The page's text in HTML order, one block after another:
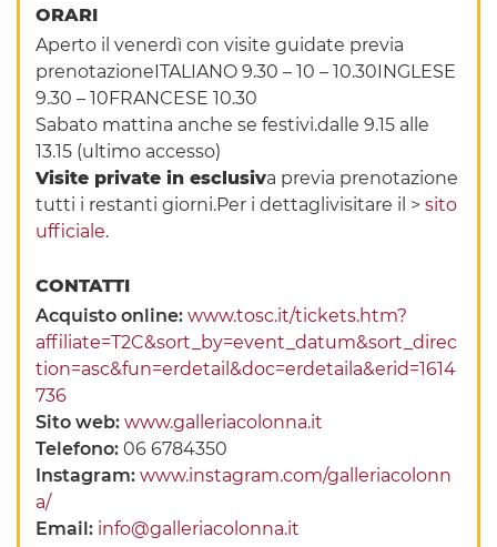
ORARI
Aperto il venerdì con visite guidate previa
prenotazioneITALIANO 9.30 – 10 – 10.30INGLESE
9.30 – 10FRANCESE 10.30
Sabato mattina anche se festivi.dalle 9.15 alle
13.15 (ultimo accesso)
Visite private in esclusiva previa prenotazione
tutti i restanti giorni.Per i dettaglivisitare il >sito
ufficiale.
CONTATTI
Acquisto online:www.tosc.it/tickets.htm?
affiliate=T2C&sort_by=event_datum&sort_direc
tion=asc&fun=erdetail&doc=erdetaila&erid=1614
736
Sito web:www.galleriacolonna.it
Telefono:06 6784350
Instagram:www.instagram.com/galleriacolonn
a/
Email: info@galleriacolonna.it